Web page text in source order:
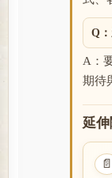
Q
A：
期待
延
📄